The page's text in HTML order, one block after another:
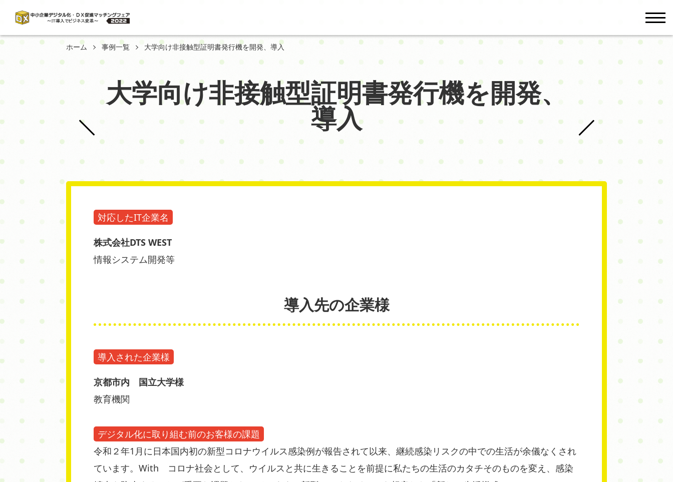
ホーム 事例一覧 大学向け非接触型証明書発行機を開発、導入
大学向け非接触型証明書発行機を開発、
導入
対応したIT企業名
株式会社DTS WEST
情報システム開発等
導入先の企業様
導入された企業様
京都市内 国立大学様
教育機関
デジタル化に取り組む前のお客様の課題
令和２年1月に日本国内初の新型コロナウイルス感染例が報告されて以来、継続感染リスクの中での生活が余儀なくされ
ています。With コロナ社会として、ウイルスと共に生きることを前提に私たちの生活のカタチそのものを変え、感染